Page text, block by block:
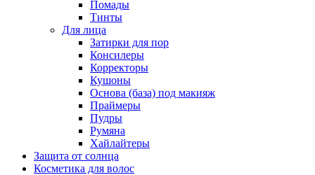
Помады
Тинты
Для лица
Затирки для пор
Консилеры
Корректоры
Кушоны
Основа (база) под макияж
Праймеры
Пудры
Румяна
Хайлайтеры
Защита от солнца
Косметика для волос